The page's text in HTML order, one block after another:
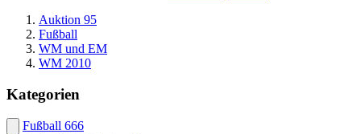
Auktion 95
Fußball
WM und EM
WM 2010
Kategorien
Fußball 666